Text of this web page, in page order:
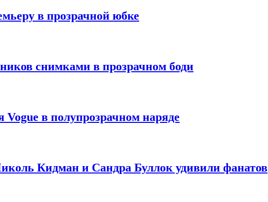
в прозрачной юбке
снимками в прозрачном боди
в полупрозрачном наряде
Кидман и Сандра Буллок удивили фанатов